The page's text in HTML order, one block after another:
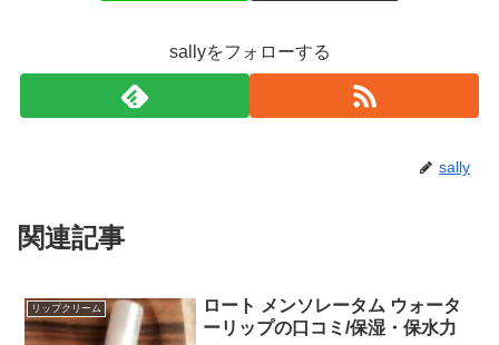
sallyをフォローする
sally
関連記事
リップクリーム
ロート メンソレータム ウォータ
ーリップの口コミ/保湿・保水力